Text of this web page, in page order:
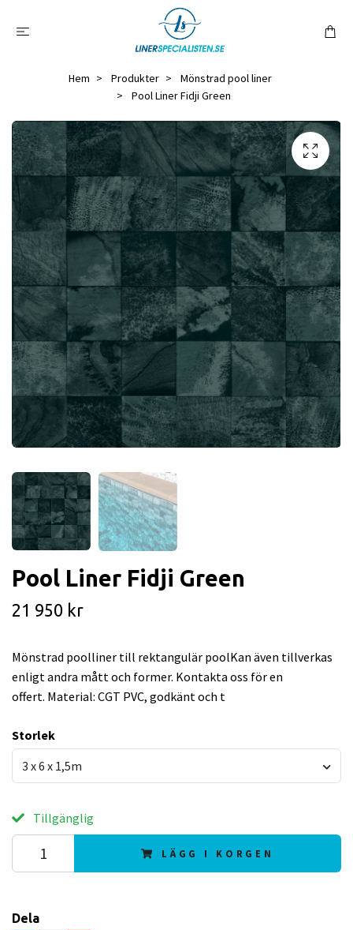
Hem Produkter
Mönstrad pool liner
Pool Liner Fidji Green
Pool Liner Fidji Green
21 950 kr
Mönstrad poolliner till rektangulär poolKan även tillverkas
enligt andra mått och former. Kontakta oss för en
offert. Material: CGT PVC, godkänt och t
Storlek
3 x 6 x 1,5m
Tillgänglig
LÄGG I KORGEN
Dela